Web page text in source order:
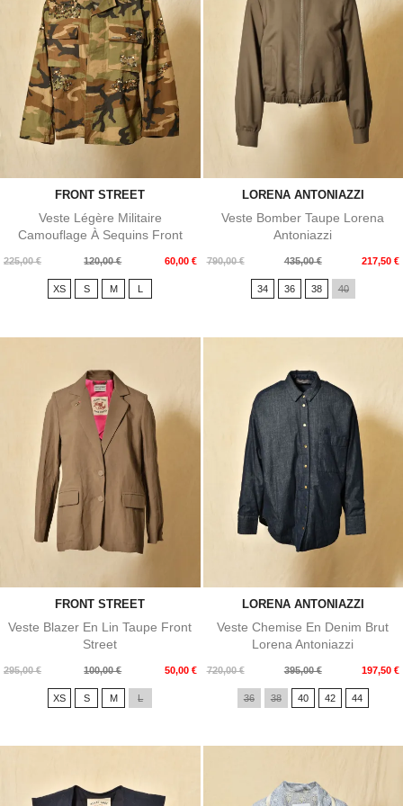
FRONT STREET
Veste Légère Militaire
Camouflage À Sequins Front
225,00 €
Prix
120,00 € 60,00 €
Prix
XS S M
LORENA ANTONIAZZI
Veste Bomber Taupe Lorena
Antoniazzi
790,00 €
Prix
435,00 € 217,50 €
Prix
34 36 38 40
FRONT STREET
Veste Blazer En Lin Taupe Front
Street
295,00 €
Prix
100,00 € 50,00 €
Prix
XS S M L
LORENA ANTONIAZZI
Veste Chemise En Denim Brut
Lorena Antoniazzi
720,00 €
Prix
395,00 € 197,50 €
Prix
36 38 40 42 44